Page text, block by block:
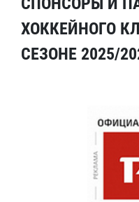
ХОККЕЙНОГО
СЕЗОНЕ 2025/